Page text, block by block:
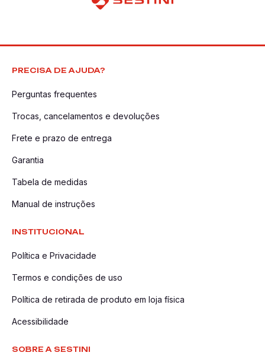
PRECISA DE AJUDA?
Perguntas frequentes
Trocas, cancelamentos e devoluções
Frete e prazo de entrega
Garantia
Tabela de medidas
Manual de instruções
INSTITUCIONAL
Política e Privacidade
Termos e condições de uso
Política de retirada de produto em loja física
Acessibilidade
SOBRE A SESTINI